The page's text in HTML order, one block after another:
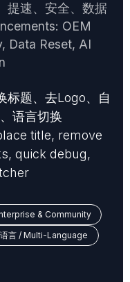
提速、安全、数据
OEM
Data Reset, AI
标题、去Logo、自
语言切换
title, remove
quick debug,
& Community
言 / Multi-Language